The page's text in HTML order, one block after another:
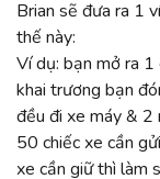
Brian sẽ đưa ra 1
thế này:
Ví dụ: bạn mở ra
khai trương bạn
đều đi xe máy & 2
50 chiếc xe cần
xe cần giữ thì làm